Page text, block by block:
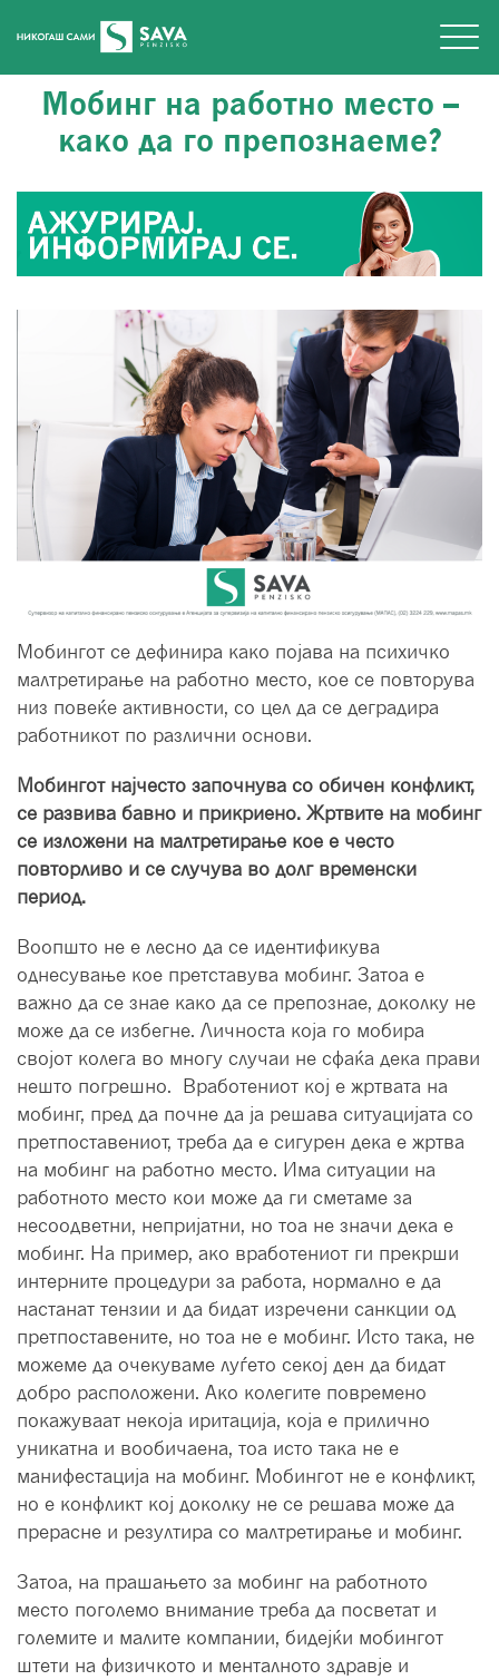
Мобинг на работно место –
како да го препознаеме?
Мобингот се дефинира како појава на психичко
малтретирање на работно место, кое се повторува
низ повеќе активности, со цел да се деградира
работникот по различни основи.
Мобингот најчесто започнува со обичен конфликт,
се развива бавно и прикриено. Жртвите на мобинг
се изложени на малтретирање кое е често
повторливо и се случува во долг временски
период.
Воопшто не е лесно да се идентификува
однесување кое претставува мобинг. Затоа е
важно да се знае како да се препознае, доколку не
може да се избегне. Личноста која го мобира
својот колега во многу случаи не сфаќа дека прави
нешто погрешно. Вработениот кој е жртвата на
мобинг, пред да почне да ја решава ситуацијата со
претпоставениот, треба да е сигурен дека е жртва
на мобинг на работно место. Има ситуации на
работното место кои може да ги сметаме за
несоодветни, непријатни, но тоа не значи дека е
мобинг. На пример, ако вработениот ги прекрши
интерните процедури за работа, нормално е да
настанат тензии и да бидат изречени санкции од
претпоставените, но тоа не е мобинг. Исто така, не
можеме да очекуваме луѓето секој ден да бидат
добро расположени. Ако колегите повремено
покажуваат некоја иритација, која е прилично
уникатна и вообичаена, тоа исто така не е
манифестација на мобинг. Мобингот не е конфликт,
но е конфликт кој доколку не се решава може да
прерасне и резултира со малтретирање и мобинг.
Затоа, на прашањето за мобинг на работното
место поголемо внимание треба да посветат и
големите и малите компании, бидејќи мобингот
штети на физичкото и менталното здравје и